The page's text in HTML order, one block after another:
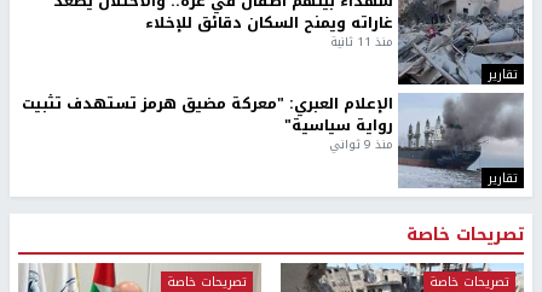
تقارير
غاراته ويمنح السكان دقائق للإخلاء
منذ 11 ثانية
تقارير
الإعلام العبري: "معركة مضيق هرمز تستهدف تثبيت
رواية سياسية"
منذ 9 ثواني
تصريحات خاصة
تصريحات خاصة تصريحات خاصة